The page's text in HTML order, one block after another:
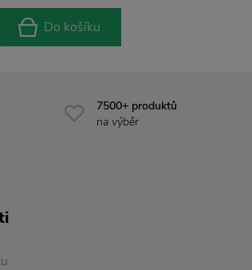
Do košíku
7500+ produktů
na výběr